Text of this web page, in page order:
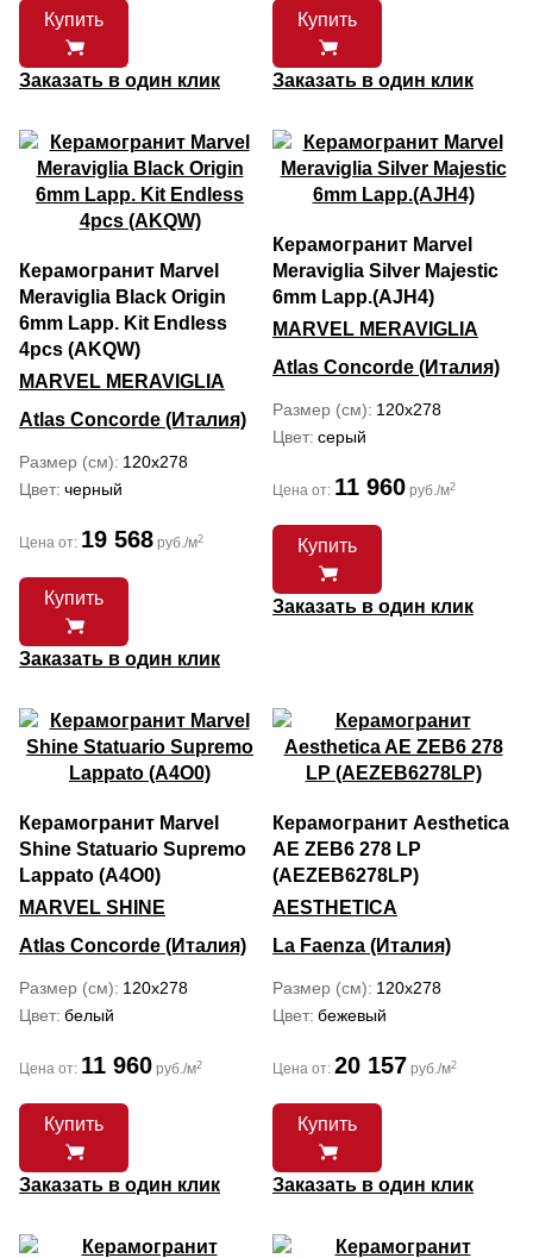
Купить
Заказать в один клик
Купить
Заказать в один клик
Керамогранит Marvel
Meraviglia Black Origin
6mm Lapp. Kit Endless
4pcs (AKQW)
MARVEL MERAVIGLIA
Atlas Concorde (Италия)
Размер (см) 120x278
Цвет черный
Цена от: 19 568 руб./м2
Купить
Заказать в один клик
Керамогранит Marvel
Meraviglia Silver Majestic
6mm Lapp.(AJH4)
MARVEL MERAVIGLIA
Atlas Concorde (Италия)
Размер (см) 120x278
Цвет серый
Цена от: 11 960 руб./м2
Купить
Заказать в один клик
Керамогранит Marvel
Shine Statuario Supremo
Lappato (A4O0)
MARVEL SHINE
Atlas Concorde (Италия)
Размер (см) 120x278
Цвет белый
Цена от: 11 960 руб./м2
Купить
Заказать в один клик
Керамогранит Aesthetica
AE ZEB6 278 LP
(AEZEB6278LP)
AESTHETICA
La Faenza (Италия)
Размер (см) 120x278
Цвет бежевый
Цена от: 20 157 руб./м2
Купить
Заказать в один клик